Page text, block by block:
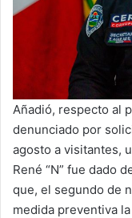
Añadió, respecto al
denunciado por
agosto a visitantes,
René “N” fue dado
que, el segundo de
medida preventiva